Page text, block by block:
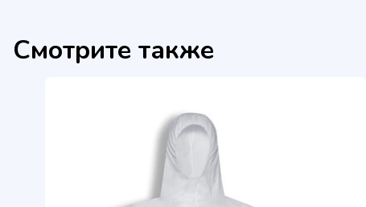
Смотрите также